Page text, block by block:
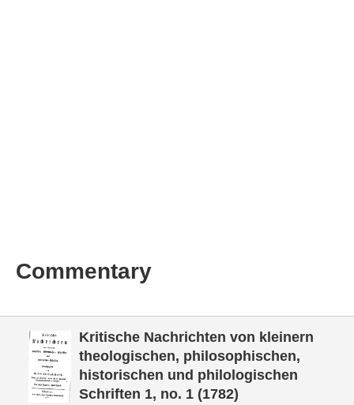
Commentary
Kritische Nachrichten von kleinern
theologischen, philosophischen,
historischen und philologischen
Schriften 1, no. 1 (1782)